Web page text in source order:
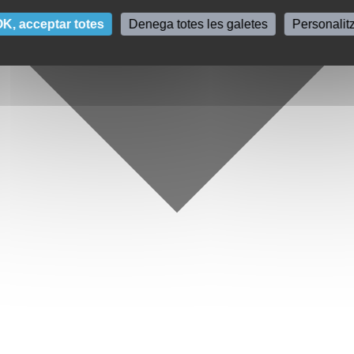
acceptar totes Denega totes les galetes